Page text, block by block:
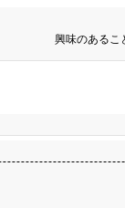
興味のあるこ